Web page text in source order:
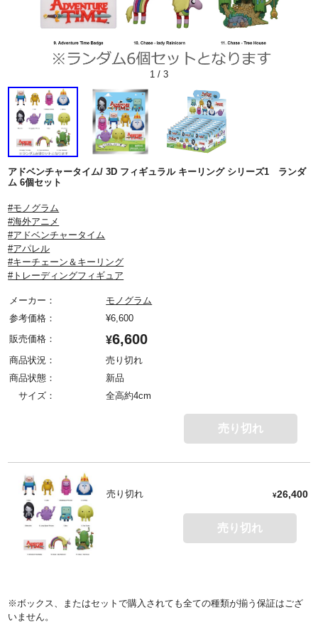
1 / 3
アドベンチャータイム/ 3D フィギュラル キーリング シリーズ1 ランダ
ム 6個セット
#モノグラム
#海外アニメ
#アドベンチャータイム
#アパレル
#キーチェーン＆キーリング
#トレーディングフィギュア
メーカー：
モノグラム
参考価格：
¥6,600
販売価格：
¥6,600
商品状況：
売り切れ
商品状態：
新品
サイズ：
全高約4cm
売り切れ
売り切れ ¥26,400
売り切れ
※ボックス、またはセットで購入されても全ての種類が揃う保証はござ
いません。